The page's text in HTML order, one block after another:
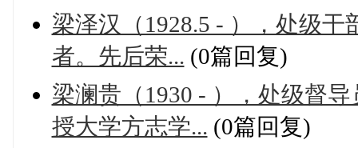
梁泽汉（1928.5 - ），处级
者。先后荣... (0篇回复)
梁澜贵（1930 - ），处级督
授大学方志学... (0篇回复)